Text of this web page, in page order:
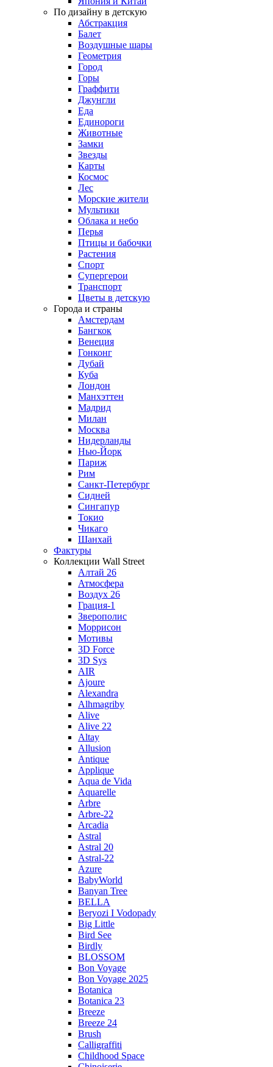
По дизайну в детскую
Абстракция
Балет
Воздушные шары
Геометрия
Город
Горы
Граффити
Джунгли
Еда
Единороги
Животные
Замки
Звезды
Карты
Космос
Лес
Морские жители
Мультики
Облака и небо
Перья
Птицы и бабочки
Растения
Спорт
Супергерои
Транспорт
Цветы в детскую
Города и страны
Амстердам
Бангкок
Венеция
Гонконг
Дубай
Куба
Лондон
Манхэттен
Мадрид
Милан
Москва
Нидерланды
Нью-Йорк
Париж
Рим
Санкт-Петербург
Сидней
Сингапур
Токио
Чикаго
Шанхай
Фактуры
Коллекции Wall Street
Алтай 26
Атмосфера
Воздух 26
Грация-1
Зверополис
Моррисон
Мотивы
3D Force
3D Sys
AIR
Ajoure
Alexandra
Alhmagriby
Alive
Alive 22
Altay
Allusion
Antique
Applique
Aqua de Vida
Aquarelle
Arbre
Arbre-22
Arcadia
Astral
Astral 20
Astral-22
Azure
BabyWorld
Banyan Tree
BELLA
Beryozi I Vodopady
Big Little
Bird See
Birdly
BLOSSOM
Bon Voyage
Bon Voyage 2025
Botanica
Botanica 23
Breeze
Breeze 24
Brush
Calligraffiti
Childhood Space